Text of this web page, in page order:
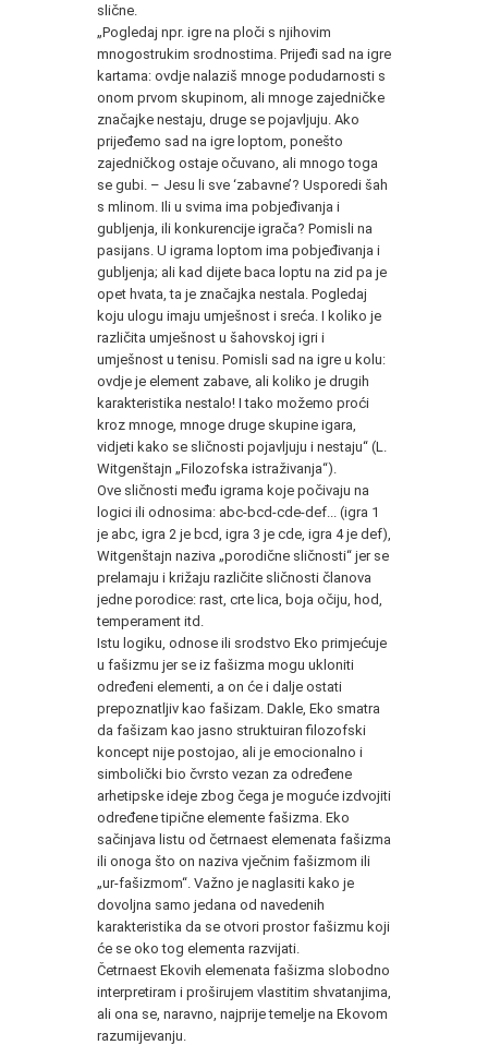
slične.
„Pogledaj npr. igre na ploči s njihovim
mnogostrukim srodnostima. Prijeđi sad na igre
kartama: ovdje nalaziš mnoge podudarnosti s
onom prvom skupinom, ali mnoge zajedničke
značajke nestaju, druge se pojavljuju. Ako
prijeđemo sad na igre loptom, ponešto
zajedničkog ostaje očuvano, ali mnogo toga
se gubi. – Jesu li sve ‘zabavne’? Usporedi šah
s mlinom. Ili u svima ima pobjeđivanja i
gubljenja, ili konkurencije igrača? Pomisli na
pasijans. U igrama loptom ima pobjeđivanja i
gubljenja; ali kad dijete baca loptu na zid pa je
opet hvata, ta je značajka nestala. Pogledaj
koju ulogu imaju umješnost i sreća. I koliko je
različita umješnost u šahovskoj igri i
umješnost u tenisu. Pomisli sad na igre u kolu:
ovdje je element zabave, ali koliko je drugih
karakteristika nestalo! I tako možemo proći
kroz mnoge, mnoge druge skupine igara,
vidjeti kako se sličnosti pojavljuju i nestaju“ (L.
Witgenštajn „Filozofska istraživanja“).
Ove sličnosti među igrama koje počivaju na
logici ili odnosima: abc-bcd-cde-def... (igra 1
je abc, igra 2 je bcd, igra 3 je cde, igra 4 je def),
Witgenštajn naziva „porodične sličnosti“ jer se
prelamaju i križaju različite sličnosti članova
jedne porodice: rast, crte lica, boja očiju, hod,
temperament itd.
Istu logiku, odnose ili srodstvo Eko primjećuje
u fašizmu jer se iz fašizma mogu ukloniti
određeni elementi, a on će i dalje ostati
prepoznatljiv kao fašizam. Dakle, Eko smatra
da fašizam kao jasno struktuiran filozofski
koncept nije postojao, ali je emocionalno i
simbolički bio čvrsto vezan za određene
arhetipske ideje zbog čega je moguće izdvojiti
određene tipične elemente fašizma. Eko
sačinjava listu od četrnaest elemenata fašizma
ili onoga što on naziva vječnim fašizmom ili
„ur-fašizmom“. Važno je naglasiti kako je
dovoljna samo jedana od navedenih
karakteristika da se otvori prostor fašizmu koji
će se oko tog elementa razvijati.
Četrnaest Ekovih elemenata fašizma slobodno
interpretiram i proširujem vlastitim shvatanjima,
ali ona se, naravno, najprije temelje na Ekovom
razumijevanju.